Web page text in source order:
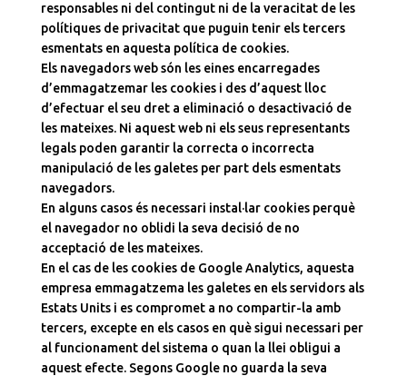
responsables ni del contingut ni de la veracitat de les
polítiques de privacitat que puguin tenir els tercers
esmentats en aquesta política de cookies.
Els navegadors web són les eines encarregades
d’emmagatzemar les cookies i des d’aquest lloc
d’efectuar el seu dret a eliminació o desactivació de
les mateixes. Ni aquest web ni els seus representants
legals poden garantir la correcta o incorrecta
manipulació de les galetes per part dels esmentats
navegadors.
En alguns casos és necessari instal·lar cookies perquè
el navegador no oblidi la seva decisió de no
acceptació de les mateixes.
En el cas de les cookies de Google Analytics, aquesta
empresa emmagatzema les galetes en els servidors als
Estats Units i es compromet a no compartir-la amb
tercers, excepte en els casos en què sigui necessari per
al funcionament del sistema o quan la llei obligui a
aquest efecte. Segons Google no guarda la seva